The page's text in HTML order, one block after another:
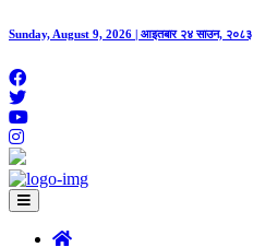
Sunday, August 9, 2026 | आइतबार २४ साउन, २०८३